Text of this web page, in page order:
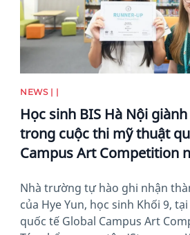
NEWS | |
Học sinh BIS Hà Nội
trong cuộc thi mỹ thuật
Campus Art Competition
Nhà trường tự hào ghi nhận
của Hye Yun, học sinh Khối 9,
quốc tế Global Campus Art